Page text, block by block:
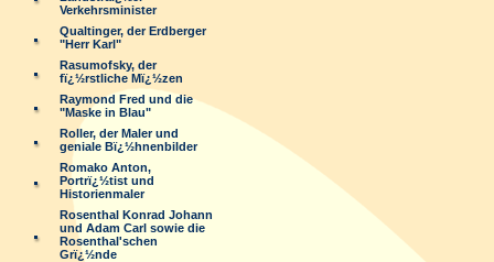
Verkehrsminister
Qualtinger, der Erdberger
"Herr Karl"
Rasumofsky, der
fï¿½rstliche Mï¿½zen
Raymond Fred und die
"Maske in Blau"
Roller, der Maler und
geniale Bï¿½hnenbilder
Romako Anton,
Portrï¿½tist und
Historienmaler
Rosenthal Konrad Johann
und Adam Carl sowie die
Rosenthal'schen
Grï¿½nde